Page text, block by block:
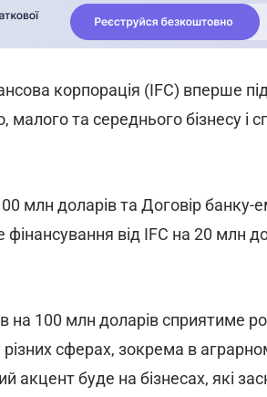
корпорація (IFC) вперше
та середнього бізнесу і
млн доларів та Договір банку-
від IFC на 20 млн
на 100 млн доларів сприятиме
сферах, зокрема в
акцент буде на бізнесах, які